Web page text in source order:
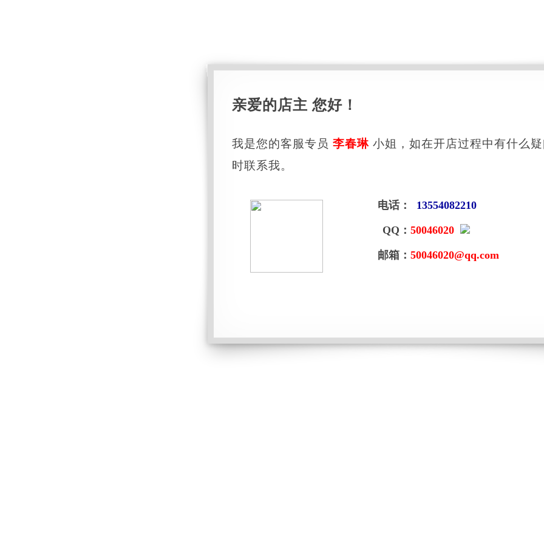
亲爱的店主 您好！
我是您的客服专员 李春琳 小姐，如在开店过程中有什么
时联系我。
电话： 13554082210
QQ： 50046020
邮箱： 50046020@qq.com